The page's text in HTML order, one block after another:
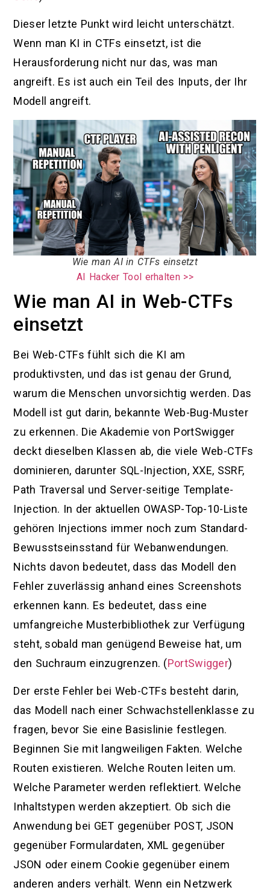
Dieser letzte Punkt wird leicht unterschätzt.
Wenn man KI in CTFs einsetzt, ist die
Herausforderung nicht nur das, was man
angreift. Es ist auch ein Teil des Inputs, der Ihr
Modell angreift.
Wie man AI in CTFs einsetzt
AI Hacker Tool erhalten >>
Wie man AI in Web-CTFs
einsetzt
Bei Web-CTFs fühlt sich die KI am
produktivsten, und das ist genau der Grund,
warum die Menschen unvorsichtig werden. Das
Modell ist gut darin, bekannte Web-Bug-Muster
zu erkennen. Die Akademie von PortSwigger
deckt dieselben Klassen ab, die viele Web-CTFs
dominieren, darunter SQL-Injection, XXE, SSRF,
Path Traversal und Server-seitige Template-
Injection. In der aktuellen OWASP-Top-10-Liste
gehören Injections immer noch zum Standard-
Bewusstseinsstand für Webanwendungen.
Nichts davon bedeutet, dass das Modell den
Fehler zuverlässig anhand eines Screenshots
erkennen kann. Es bedeutet, dass eine
umfangreiche Musterbibliothek zur Verfügung
steht, sobald man genügend Beweise hat, um
den Suchraum einzugrenzen. (PortSwigger)
Der erste Fehler bei Web-CTFs besteht darin,
das Modell nach einer Schwachstellenklasse zu
fragen, bevor Sie eine Basislinie festlegen.
Beginnen Sie mit langweiligen Fakten. Welche
Routen existieren. Welche Routen leiten um.
Welche Parameter werden reflektiert. Welche
Inhaltstypen werden akzeptiert. Ob sich die
Anwendung bei GET gegenüber POST, JSON
gegenüber Formulardaten, XML gegenüber
JSON oder einem Cookie gegenüber einem
anderen anders verhält. Wenn ein Netzwerk